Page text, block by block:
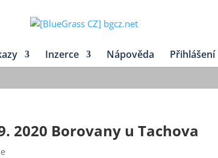
Inzerce Nápověda Přihlášení
2020 Borovany u Tachova